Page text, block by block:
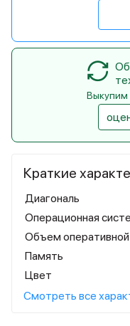
Краткие
Диагональ
Операционная
Объем
Память
Цвет
Смотреть все
Выкупим